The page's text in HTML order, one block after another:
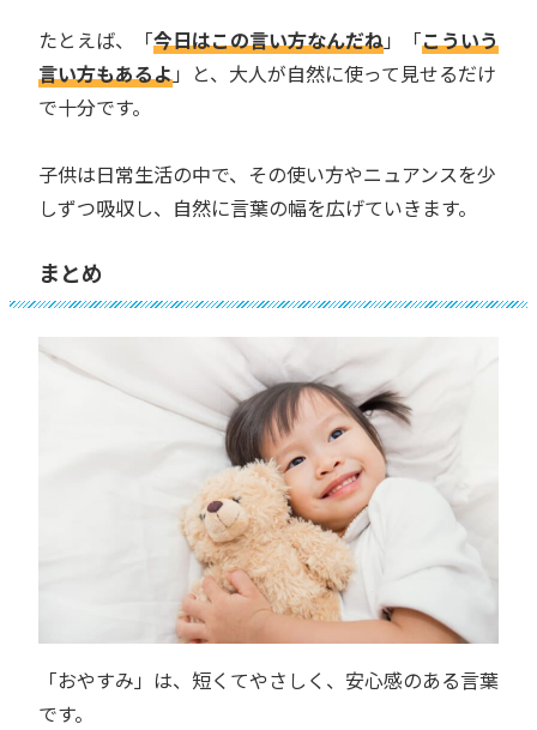
たとえば、「今日はこの言い方なんだね」「こういう
言い方もあるよ」と、大人が自然に使って見せるだけ
で十分です。
子供は日常生活の中で、その使い方やニュアンスを少
しずつ吸収し、自然に言葉の幅を広げていきます。
まとめ
「おやすみ」は、短くてやさしく、安心感のある言葉
です。